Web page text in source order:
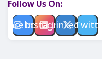
Follow Us On:
Facebook
Instagram
LinkedinTwitter